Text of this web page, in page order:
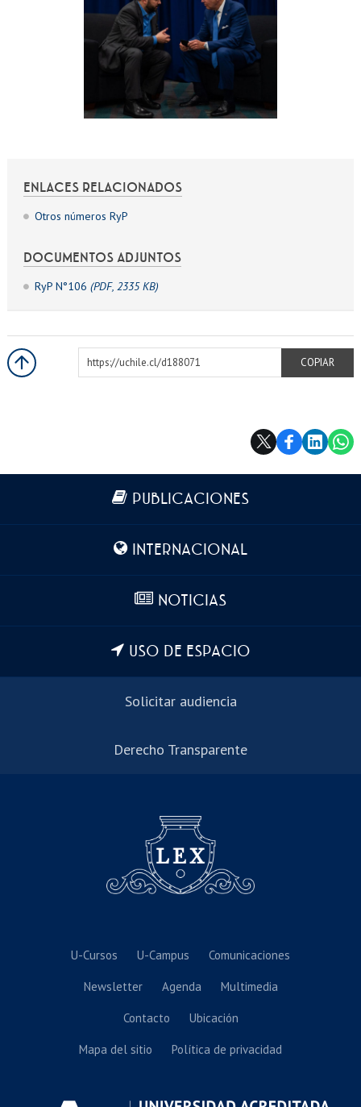
ENLACES RELACIONADOS
Otros números RyP
DOCUMENTOS ADJUNTOS
RyP N°106 (PDF, 2335 KB)
https://uchile.cl/d188071
COPIAR
Más información
PUBLICACIONES
INTERNACIONAL
NOTICIAS
USO DE ESPACIO
Solicitar audiencia
Derecho Transparente
U-Cursos U-Campus Comunicaciones
Newsletter Agenda Multimedia
Contacto Ubicación
Mapa del sitio Política de privacidad